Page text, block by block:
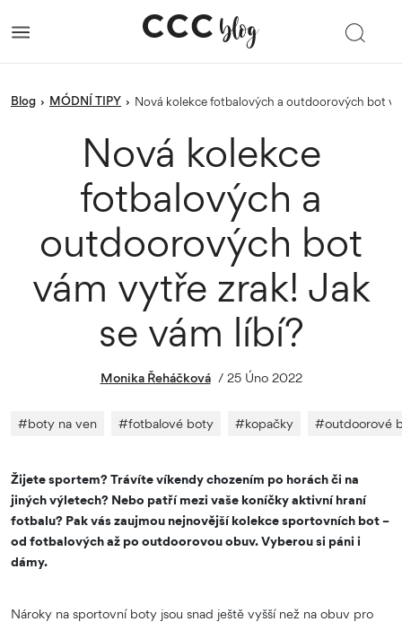
blog › MÓDNÍ TIPY › Nová kolekce fotbalových a outdoorových bot
Nová kolekce
fotbalových a
outdoorových bot
vám vytře zrak! Jak
se vám líbí?
Monika Řeháčková / 25 Úno 2022
#boty na ven #fotbalové boty #kopačky #outdoorové
Žijete sportem? Trávíte víkendy chozením po horách či na
jiných výletech? Nebo patří mezi vaše koníčky aktivní hraní
fotbalu? Pak vás zaujmou nejnovější kolekce sportovních bot –
od fotbalových až po outdoorovou obuv. Vyberou si páni i
dámy.
Nároky na sportovní boty jsou snad ještě vyšší než na obuv pro